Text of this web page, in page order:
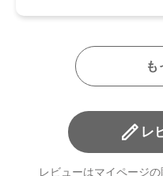
●パッケージのリニューア
●予告なくパッケージ仕様
レ
レビューはマイページ